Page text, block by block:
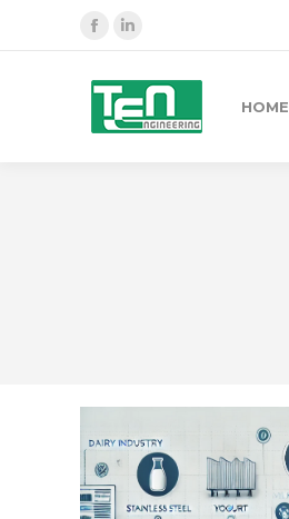
Facebook
Linkedin
HOME